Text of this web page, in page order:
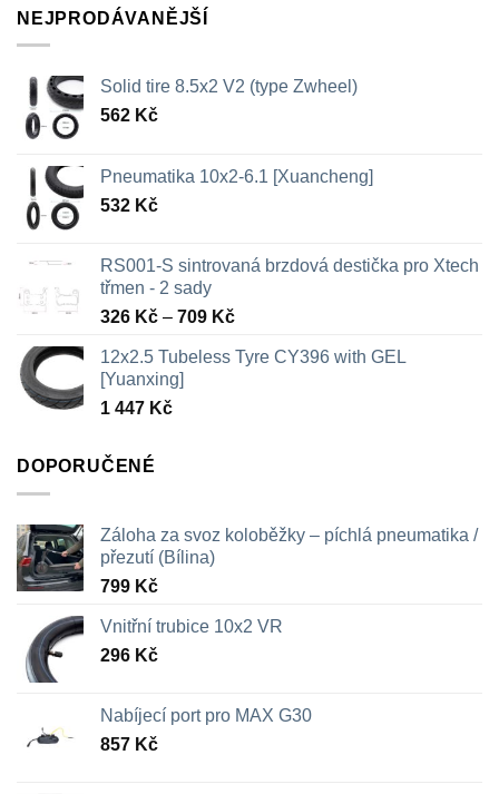
NEJPRODÁVANĚJŠÍ
Solid tire 8.5x2 V2 (type Zwheel)
562 Kč
Pneumatika 10x2-6.1 [Xuancheng]
532 Kč
RS001-S sintrovaná brzdová destička pro Xtech
třmen - 2 sady
326 Kč – 709 KčRozpětí
326 Kč
12x2.5 Tubeless Tyre CY396 with GEL
[Yuanxing]
1 447 Kč
DOPORUČENÉ
Záloha za svoz koloběžky – píchlá pneumatika /
přezutí (Bílina)
799 Kč
Vnitřní trubice 10x2 VR
296 Kč
Nabíjecí port pro MAX G30
857 Kč